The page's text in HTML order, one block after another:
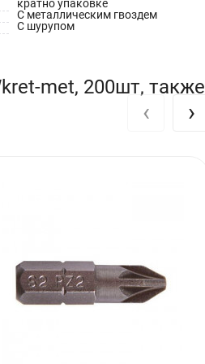
кратно упаковке
С металлическим гвоздем
С шурупом
met, 200шт, также
‹ ›